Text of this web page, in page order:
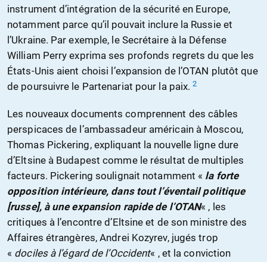
instrument d’intégration de la sécurité en Europe,
notamment parce qu’il pouvait inclure la Russie et
l’Ukraine. Par exemple, le Secrétaire à la Défense
William Perry exprima ses profonds regrets du que les
États-Unis aient choisi l’expansion de l’OTAN plutôt que
de poursuivre le Partenariat pour la paix.2
Les nouveaux documents comprennent des câbles
perspicaces de l’ambassadeur américain à Moscou,
Thomas Pickering, expliquant la nouvelle ligne dure
d’Eltsine à Budapest comme le résultat de multiples
facteurs. Pickering soulignait notamment « la forte
opposition intérieure, dans tout l’éventail politique
[russe], à une expansion rapide de l’OTAN« , les
critiques à l’encontre d’Eltsine et de son ministre des
Affaires étrangères, Andrei Kozyrev, jugés trop
« dociles à l’égard de l’Occident« , et la conviction